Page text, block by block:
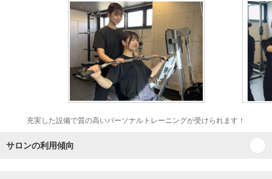
充実した設備で質の高いパーソナルトレーニングが受けられます！
サロンの利用傾向